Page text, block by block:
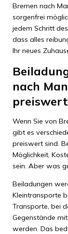
Bremen nach
sorgenfrei
jedem Schritt
dass alles
Ihr neues
nach
preiswert
Wenn Sie von
gibt es
preiswert sind.
Möglichkeit,
sein. Aber was
Beiladungen
Kleintransporte
Transporte, bei
Gegenstände
werden. Das